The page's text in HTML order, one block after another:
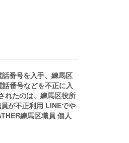
番号を入手、練馬区
番号などを不正に入
れたのは、練馬区役所
が不正利用 LINEでや
練馬区職員 個人